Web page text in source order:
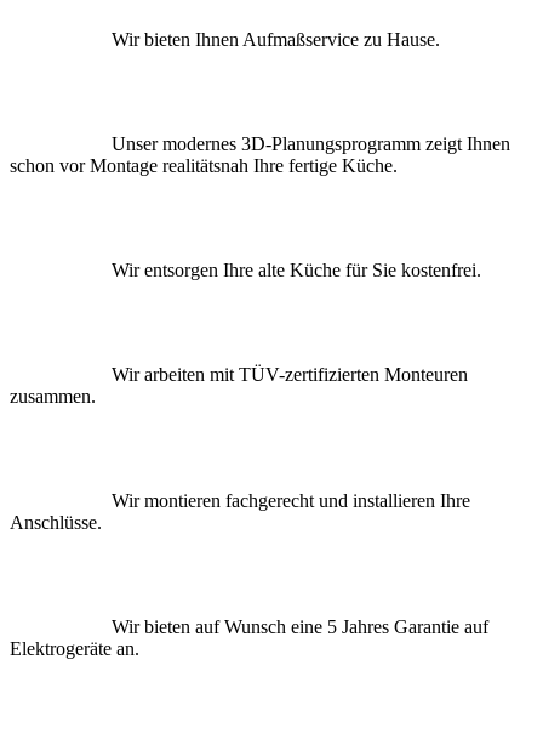
Wir bieten Ihnen Aufmaßservice zu Hause.
Unser modernes 3D-Planungsprogramm zeigt Ihnen
schon vor Montage realitätsnah Ihre fertige Küche.
Wir entsorgen Ihre alte Küche für Sie kostenfrei.
Wir arbeiten mit TÜV-zertifizierten Monteuren
zusammen.
Wir montieren fachgerecht und installieren Ihre
Anschlüsse.
Wir bieten auf Wunsch eine 5 Jahres Garantie auf
Elektrogeräte an.